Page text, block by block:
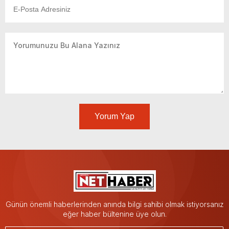
Yorum Yap
Günün önemli haberlerinden anında bilgi sahibi olmak istiyorsanız
eğer haber bültenine üye olun.